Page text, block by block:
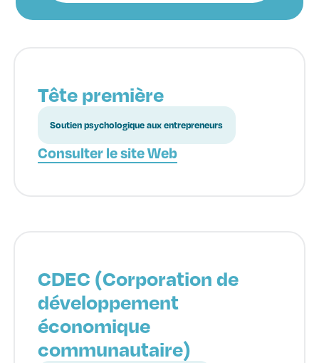
Tête première
Soutien psychologique aux entrepreneurs
Consulter le site Web
CDEC (Corporation de
développement
économique
communautaire)